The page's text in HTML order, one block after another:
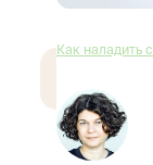
Как наладить